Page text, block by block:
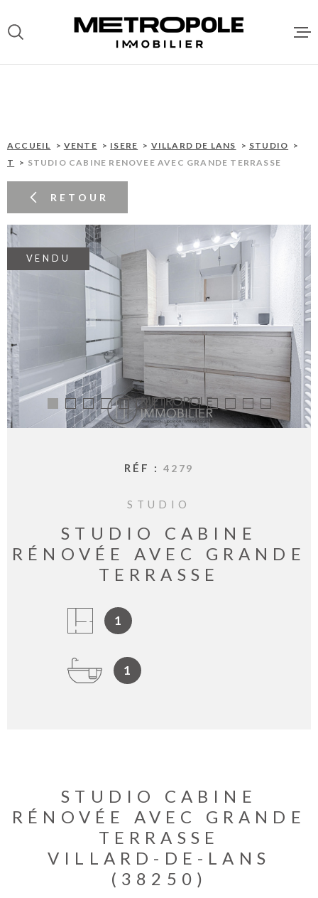
au
menu
au
contenu
VENTES
DEPOT
CHEZ
ACCUEIL VENTE ISERE VILLARD DE LANS
STUDIO
T
STUDIO CABINE RENOVEE AVEC GRANDE TERRASSE
RETOUR
VENDU
RÉF : 4279
STUDIO
STUDIO CABINE
RÉNOVÉE AVEC GRANDE
TERRASSE
1
1
STUDIO CABINE
RÉNOVÉE AVEC GRANDE
TERRASSE
VILLARD-DE-LANS
(38250)